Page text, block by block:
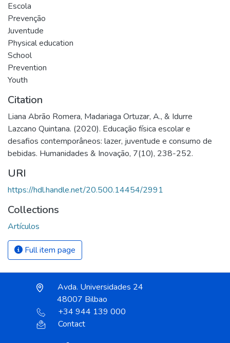
Escola
Prevenção
Juventude
Physical education
School
Prevention
Youth
Citation
Liana Abrão Romera, Madariaga Ortuzar, A., & Idurre
Lazcano Quintana. (2020). Educação física escolar e
desafios contemporâneos: lazer, juventude e consumo de
bebidas. Humanidades & Inovação, 7(10), 238-252.
URI
https://hdl.handle.net/20.500.14454/2991
Collections
Artículos
Full item page
Avda. Universidades 24
48007 Bilbao
+34 944 139 000
Contact